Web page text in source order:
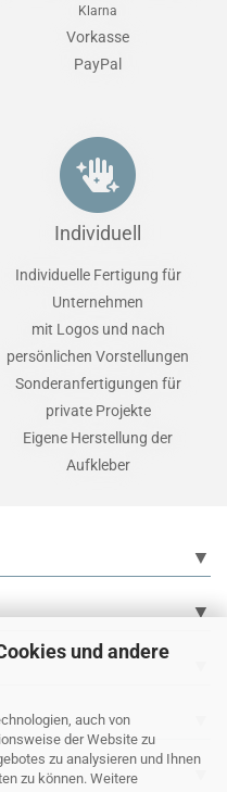
und andere
auch von
der Website zu
zu analysieren und Ihnen
zu können. Weitere
Klarna
Vorkasse
PayPal
Individuell
Individuelle Fertigung für
Unternehmen
mit Logos und nach
persönlichen Vorstellungen
Sonderanfertigungen für
private Projekte
Eigene Herstellung der
Aufkleber
▼
▼